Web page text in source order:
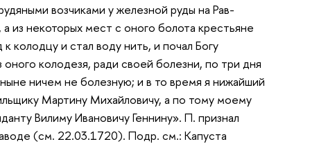
возчиками у железной руды на Рав-
из некоторых мест с оного болота крестьяне
колодцу и стал воду нить, и почал Богу
колодезя, ради своей болезни, по три дня
ничем не болезную; и в то время я нижайший
Мартину Михайловичу, а по тому моему
Вилиму Ивановичу Геннину». П. признал
(см. 22.03.1720). Подр. см.: Капуста